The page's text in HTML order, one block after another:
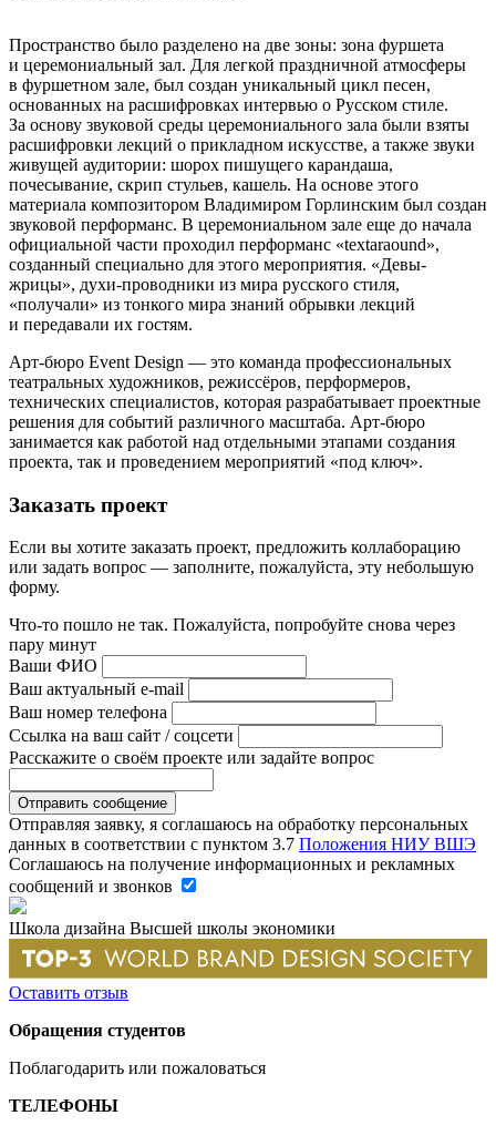
Пространство было разделено на две зоны: зона фуршета
и церемониальный зал. Для легкой праздничной атмосферы
в фуршетном зале, был создан уникальный цикл песен,
основанных на расшифровках интервью о Русском стиле.
За основу звуковой среды церемониального зала были взяты
расшифровки лекций о прикладном искусстве, а также звуки
живущей аудитории: шорох пишущего карандаша,
почесывание, скрип стульев, кашель. На основе этого
материала композитором Владимиром Горлинским был создан
звуковой перформанс. В церемониальном зале еще до начала
официальной части проходил перформанс «textaraound»,
созданный специально для этого мероприятия. «Девы-
жрицы», духи-проводники из мира русского стиля,
«получали» из тонкого мира знаний обрывки лекций
и передавали их гостям.
Арт-бюро Event Design — это команда профессиональных
театральных художников, режиссёров, перформеров,
технических специалистов, которая разрабатывает проектные
решения для событий различного масштаба. Арт-бюро
занимается как работой над отдельными этапами создания
проекта, так и проведением мероприятий «под ключ».
Заказать проект
Если вы хотите заказать проект, предложить коллаборацию
или задать вопрос — заполните, пожалуйста, эту небольшую
форму.
Что-то пошло не так. Пожалуйста, попробуйте снова через
пару минут
Ваши ФИО
Ваш актуальный e-mail
Ваш номер телефона
Ссылка на ваш сайт / соцсети
Расскажите о своём проекте или задайте вопрос
Отправляя заявку, я соглашаюсь на обработку персональных
данных в соответствии с пунктом 3.7 Положения НИУ ВШЭ
Соглашаюсь на получение информационных и рекламных
сообщений и звонков
Школа дизайна Высшей школы экономики
Оставить отзыв
Обращения студентов
Поблагодарить или пожаловаться
ТЕЛЕФОНЫ